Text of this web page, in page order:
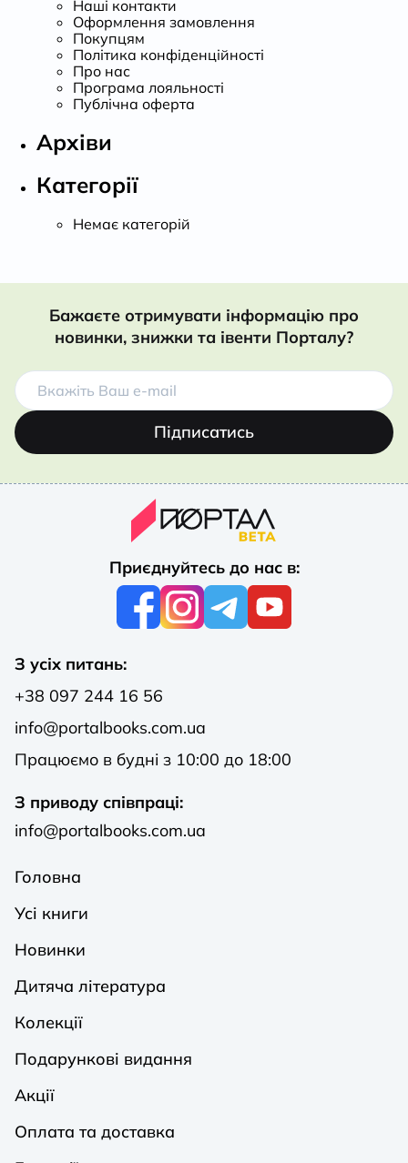
Наші контакти
Оформлення замовлення
Покупцям
Політика конфіденційності
Про нас
Програма лояльності
Публічна оферта
Архіви
Категорії
Немає категорій
Бажаєте отримувати інформацію про
новинки, знижки та івенти Порталу?
Підписатись
Приєднуйтесь до нас в:
З усіх питань:
+38 097 244 16 56
info@portalbooks.com.ua
Працюємо в будні з 10:00 до 18:00
З приводу співпраці:
info@portalbooks.com.ua
Головна
Усі книги
Новинки
Дитяча література
Колекції
Подарункові видання
Акції
Оплата та доставка